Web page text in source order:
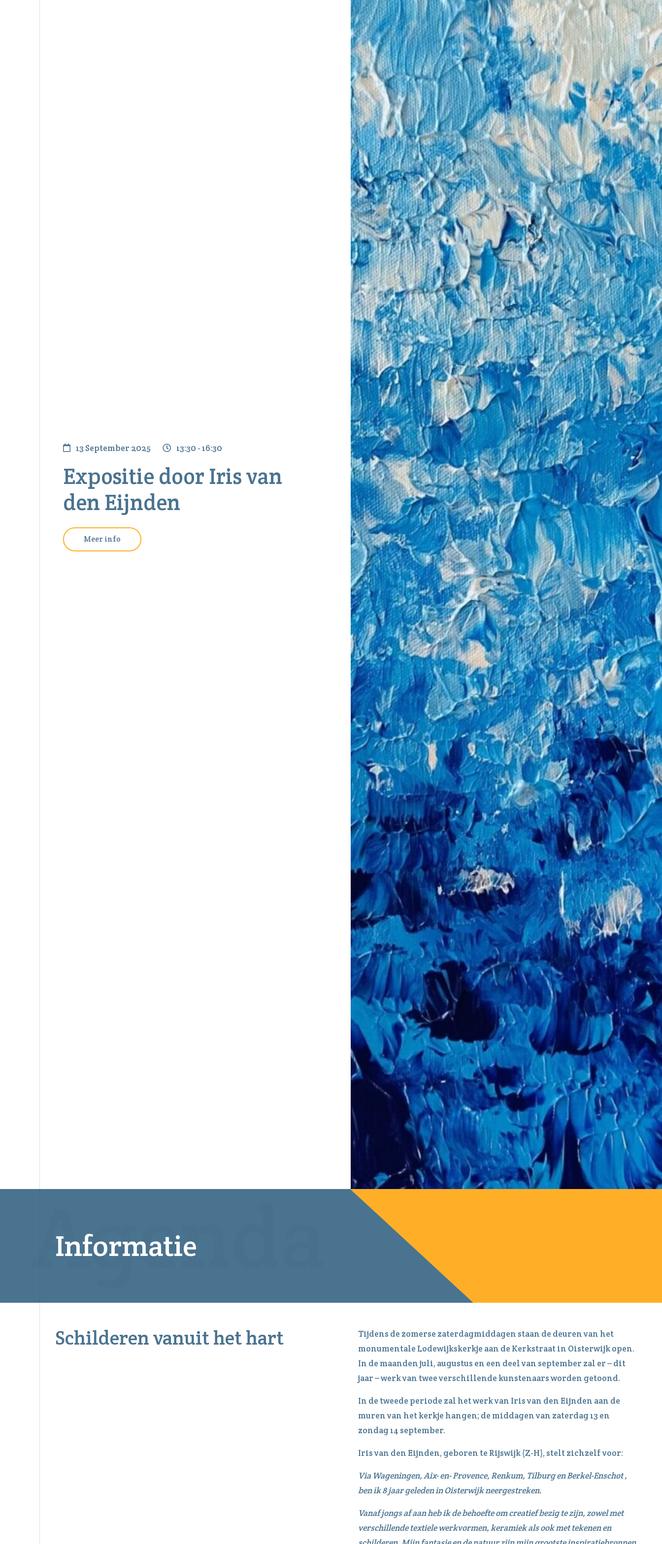
13 September 2025 13:30 - 16:30
Expositie door Iris van
den Eijnden
Meer info
Informatie
Schilderen vanuit het hart
Tijdens de zomerse zaterdagmiddagen staan de deuren van het
monumentale Lodewijkskerkje aan de Kerkstraat in Oisterwijk open.
In de maanden juli, augustus en een deel van september zal er – dit
jaar – werk van twee verschillende kunstenaars worden getoond.
In de tweede periode zal het werk van Iris van den Eijnden aan de
muren van het kerkje hangen; de middagen van zaterdag 13 en
zondag 14 september.
Iris van den Eijnden, geboren te Rijswijk (Z-H), stelt zichzelf voor:
Via Wageningen, Aix- en- Provence, Renkum, Tilburg en Berkel-Enschot ,
ben ik 8 jaar geleden in Oisterwijk neergestreken.
Vanaf jongs af aan heb ik de behoefte om creatief bezig te zijn, zowel met
verschillende textiele werkvormen, keramiek als ook met tekenen en